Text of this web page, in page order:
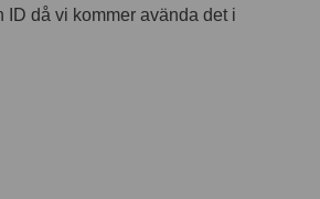
ID då vi kommer avända det i